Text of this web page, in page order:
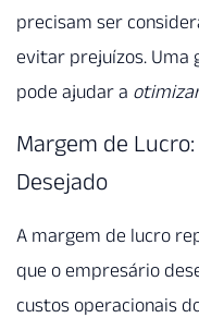
precisam ser
evitar prejuízos. Uma
pode ajudar a
Margem de
Desejado
A margem de lucro
que o empresário
custos operacionais